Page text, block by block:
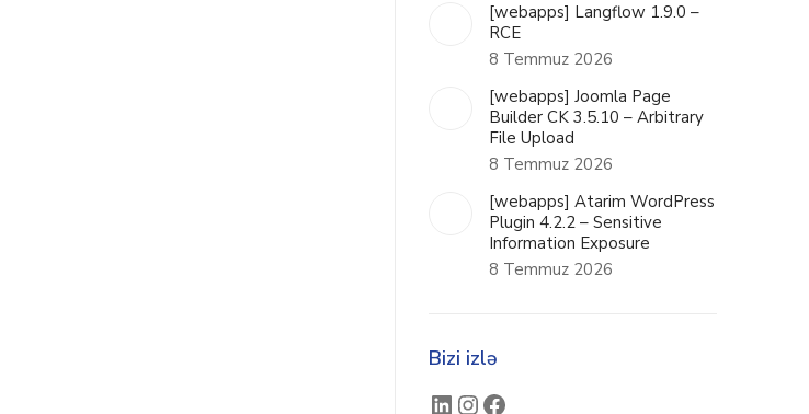
[webapps] Langflow 1.9.0 –
RCE
8 Temmuz 2026
[webapps] Joomla Page
Builder CK 3.5.10 – Arbitrary
File Upload
8 Temmuz 2026
[webapps] Atarim WordPress
Plugin 4.2.2 – Sensitive
Information Exposure
8 Temmuz 2026
Bizi izlə